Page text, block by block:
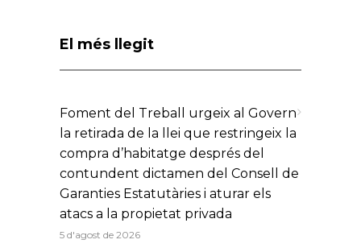
El més llegit
Foment del Treball urgeix al Govern
la retirada de la llei que restringeix la
compra d’habitatge després del
contundent dictamen del Consell de
Garanties Estatutàries i aturar els
atacs a la propietat privada
5 d'agost de 2026